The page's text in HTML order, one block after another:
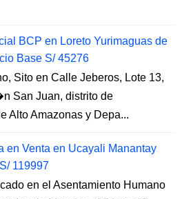
BCP en Loreto Yurimaguas de
Base S/ 45276
Sito en Calle Jeberos, Lote 13,
San Juan, distrito de
Alto Amazonas y Depa...
en Venta en Ucayali Manantay
119997
en el Asentamiento Humano